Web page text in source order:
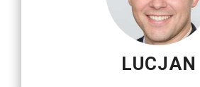
LUCJAN